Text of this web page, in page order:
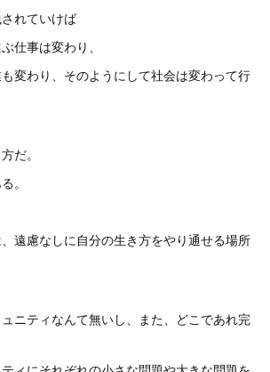
れていけば
仕事は変わり、
変わり、そのようにして社会は変わって行
だ。
。
遠慮なしに自分の生き方をやり通せる場所
ニティなんて無いし、また、どこであれ完